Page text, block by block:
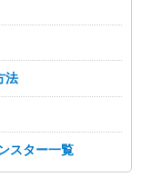
法
スター一覧